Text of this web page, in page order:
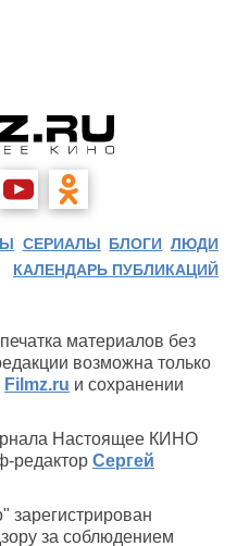
СЕРИАЛЫ БЛОГИ ЛЮДИ
КАЛЕНДАРЬ ПУБЛИКАЦИЙ
материалов без
возможна только
Filmz.ru и сохранении
Настоящее КИНО
редактор Сергей
за соблюдением